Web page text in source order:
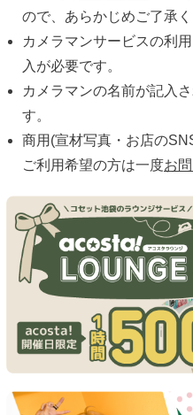
ので、あらかじめご了承く
カメラマンサービスの利
入が必要です。
カメラマンの名前が記入
す。
商用(宣材写真・お店の
ご利用希望の方は一度お